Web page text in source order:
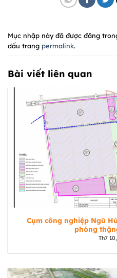
Mục nhập này đã được đăng
dấu trang permalink.
Bài viết liên quan
Cụm công nghiệp Ngũ
phóng
Th7